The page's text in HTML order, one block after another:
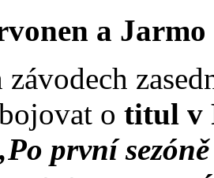
a Jarmo
závodech
o titul v
první